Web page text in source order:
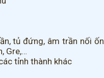
tủ đứng, âm trần nối
Gre,…
tỉnh thành khác